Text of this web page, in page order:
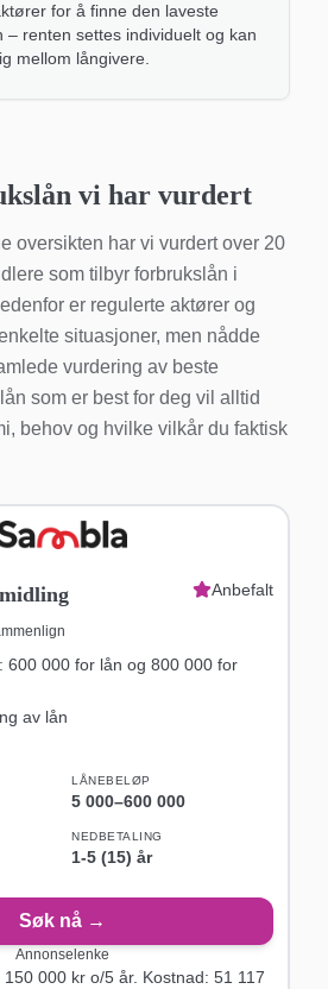
for å finne den laveste
– renten settes individuelt og kan
mellom långivere.
vi har vurdert
oversikten har vi vurdert over 20
som tilbyr forbrukslån i
er regulerte aktører og
situasjoner, men nådde
vurdering av beste
som er best for deg vil alltid
behov og hvilke vilkår du faktisk
Anbefalt
600 000 for lån og 800 000 for
av lån
LÅNEBELØP
5 000–600 000
NEDBETALING
1-5 (15) år
Søk nå →
Annonselenke
150 000kr o/5år. Kostnad: 51 117